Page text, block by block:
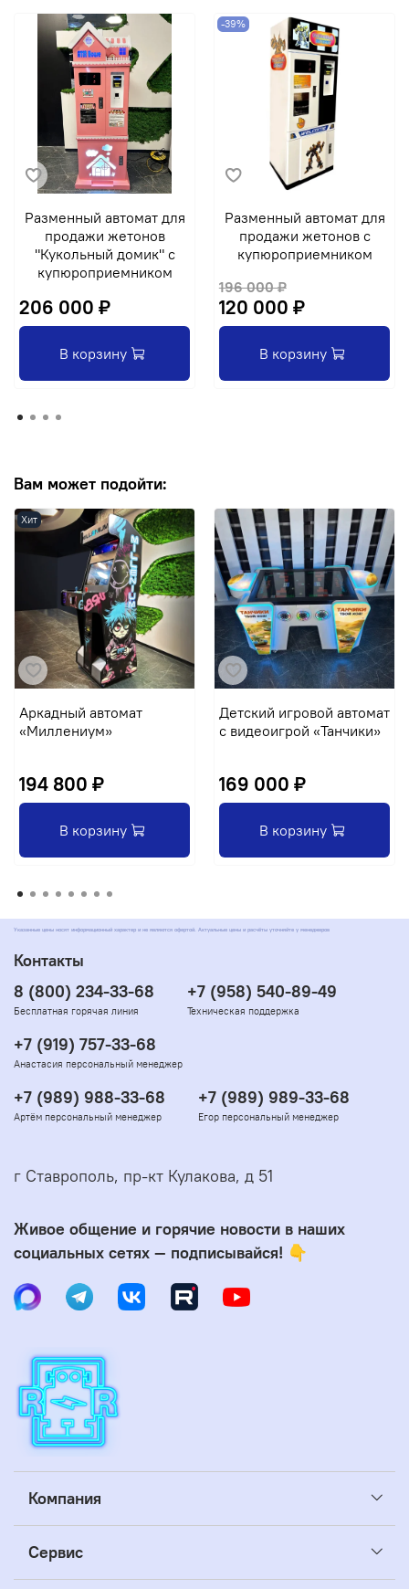
Разменный автомат для
продажи жетонов
"Кукольный домик" с
купюроприемником
206 000 ₽
В корзину
-39%
Разменный автомат для
продажи жетонов с
купюроприемником
196 000 ₽
120 000 ₽
В корзину
Вам может подойти:
Хит
Аркадный автомат
«Миллениум»
194 800 ₽
В корзину
Детский игровой автомат
с видеоигрой «Танчики»
169 000 ₽
В корзину
Указанные цены носят информационный характер и не являются офертой. Актуальные цены и расчёты уточняйте у менеджеров
Компания
Сервис
Контакты
8 (800) 234-33-68
Бесплатная горячая линия
+7 (958) 540-89-49
Техническая поддержка
+7 (919) 757-33-68
Анастасия персональный менеджер
+7 (989) 988-33-68
Артём персональный менеджер
+7 (989) 989-33-68
Егор персональный менеджер
г Ставрополь, пр-кт Кулакова, д 51
Живое общение и горячие новости в наших
социальных сетях — подписывайся! 👇